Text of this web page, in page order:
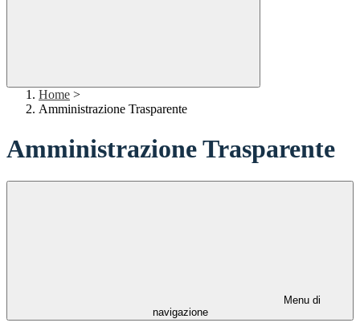
Home >
Amministrazione Trasparente
Amministrazione Trasparente
Menu di
navigazione